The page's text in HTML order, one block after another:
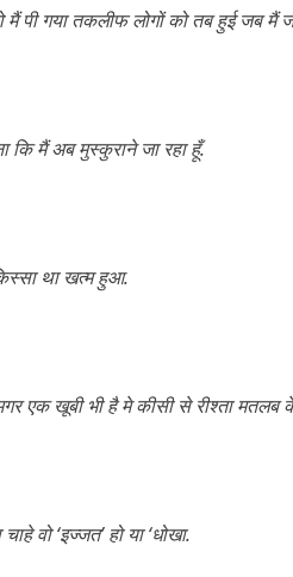
मैं पी गया तकलीफ लोगों को तब हुई जब मैं
कि मैं अब मुस्कुराने जा रहा हूँ.
था खत्म हुआ.
एक खूबी भी है मे कीसी से रीश्ता मतलब
वो ‘इज्जत’ हो या ‘धोखा.